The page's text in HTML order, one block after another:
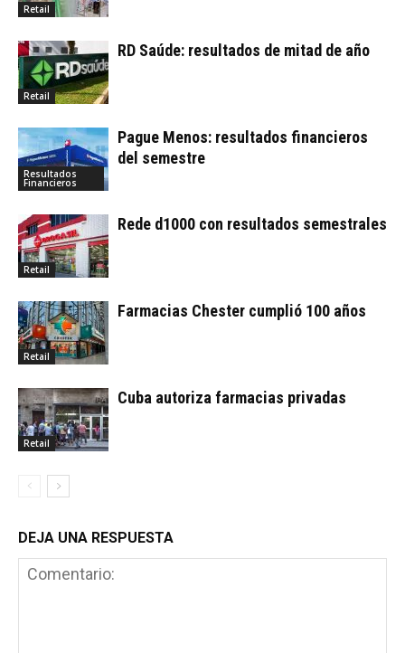
Retail
Retail
RD Saúde: resultados de mitad de año
Resultados
Financieros
Pague Menos: resultados financieros
del semestre
Retail
Rede d1000 con resultados semestrales
Retail
Farmacias Chester cumplió 100 años
Retail
Cuba autoriza farmacias privadas
DEJA UNA RESPUESTA